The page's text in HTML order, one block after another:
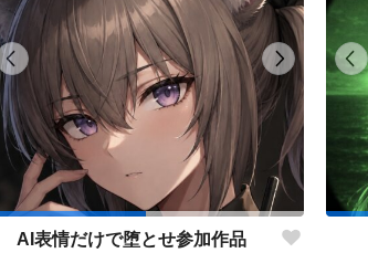
AI表情だけで堕とせ参加作品